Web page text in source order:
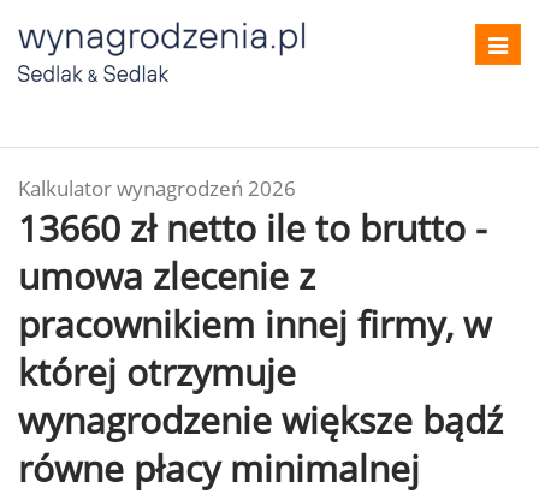
Kalkulator wynagrodzeń 2026
13660 zł netto ile to brutto -
umowa zlecenie z
pracownikiem innej firmy, w
której otrzymuje
wynagrodzenie większe bądź
równe płacy minimalnej